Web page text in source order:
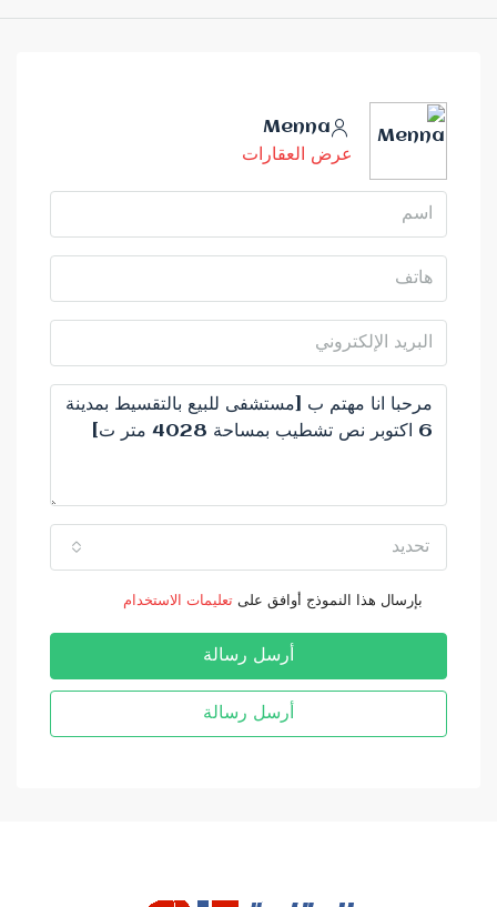
Menna
عرض العقارات
تحديد
بإرسال هذا النموذج أوافق على تعليمات الاستخدام
أرسل رسالة
أرسل رسالة